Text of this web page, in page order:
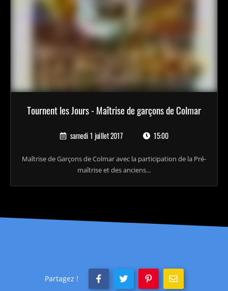
Tournent les Jours - Maîtrise de garçons de Colmar
samedi 1 juillet 2017 15:00
Maîtrise de Garçons de Colmar avec la participation de la Pré-
maîtrise et des anciens...
Partagez !